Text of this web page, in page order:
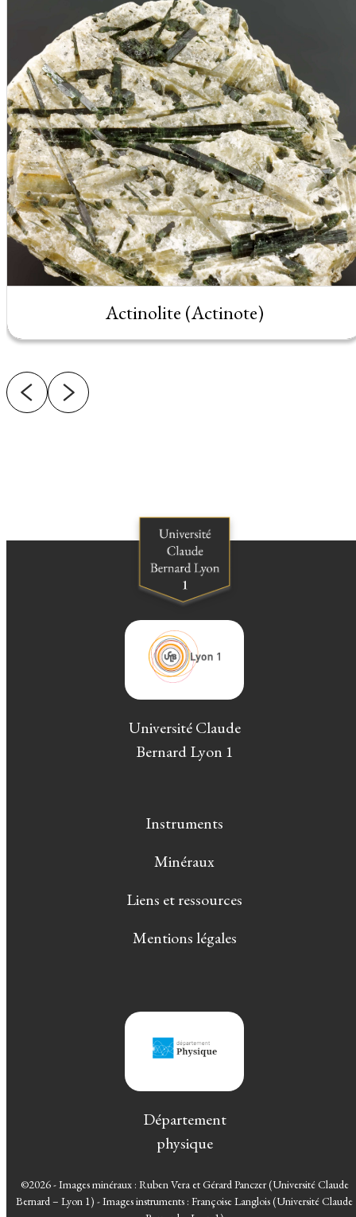
Actinolite (Actinote)
Université Claude
Bernard Lyon 1
Instruments
Minéraux
Liens et ressources
Mentions légales
Département
physique
©2026 - Images minéraux : Ruben Vera et Gérard Panczer (Université Claude
Bernard – Lyon 1) - Images instruments : Françoise Langlois (Université Claude